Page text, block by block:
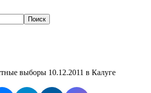
Поиск
выборы 10.12.2011 в Калуге